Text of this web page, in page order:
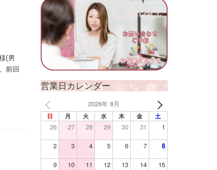
(男
前回
営業日カレンダー
2026年 8月
日 月 火 水 木 金 土
26 27 28 29 30 31 1
2 3 4 5 6 7 8
9 10 11 12 13 14 15